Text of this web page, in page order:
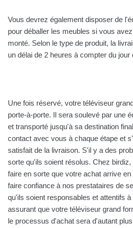
Vous devrez également disposer de
pour déballer les meubles si vous
monté. Selon le type de produit, la
un délai de 2 heures à compter du jour
Une fois réservé, votre téléviseur
porte-à-porte. Il sera soulevé par une
et transporté jusqu'à sa destination
contact avec vous à chaque étape et
satisfait de la livraison. S'il y a des
sorte qu'ils soient résolus. Chez
faire en sorte que votre achat arrive
faire confiance à nos prestataires de
qu'ils soient responsables et attentifs
assurant que votre téléviseur grand
le processus d'achat sera d'autant